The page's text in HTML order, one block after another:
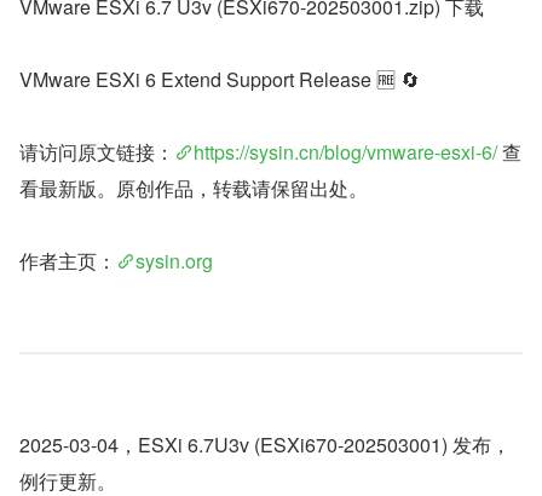
VMware ESXi 6.7 U3v (ESXi670-202503001.zip) 下载
VMware ESXi 6 Extend Support Release 🆓 🔄
请访问原文链接： https://sysin.cn/blog/vmware-esxi-6/ 查
看最新版。原创作品，转载请保留出处。
作者主页： sysin.org
2025-03-04，ESXi 6.7U3v (ESXi670-202503001) 发布，
例行更新。